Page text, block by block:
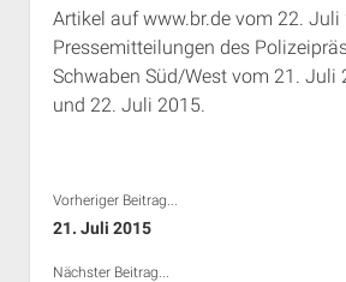
Artikel auf www.br.de vom 22. Juli
Pressemitteilungen des
Schwaben Süd/West vom 21. Juli
und 22. Juli 2015.
Vorheriger Beitrag...
21. Juli 2015
Nächster Beitrag...